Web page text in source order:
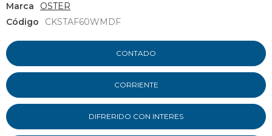
Marca
OSTER
Código
CKSTAF60WMDF
CONTADO
CORRIENTE
DIFRERIDO CON INTERES